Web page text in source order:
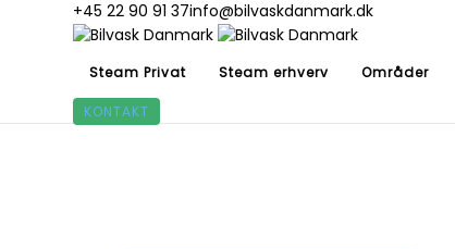
+45 22 90 91 37info@bilvaskdanmark.dk
Steam Privat Steam erhverv Områder
KONTAKT